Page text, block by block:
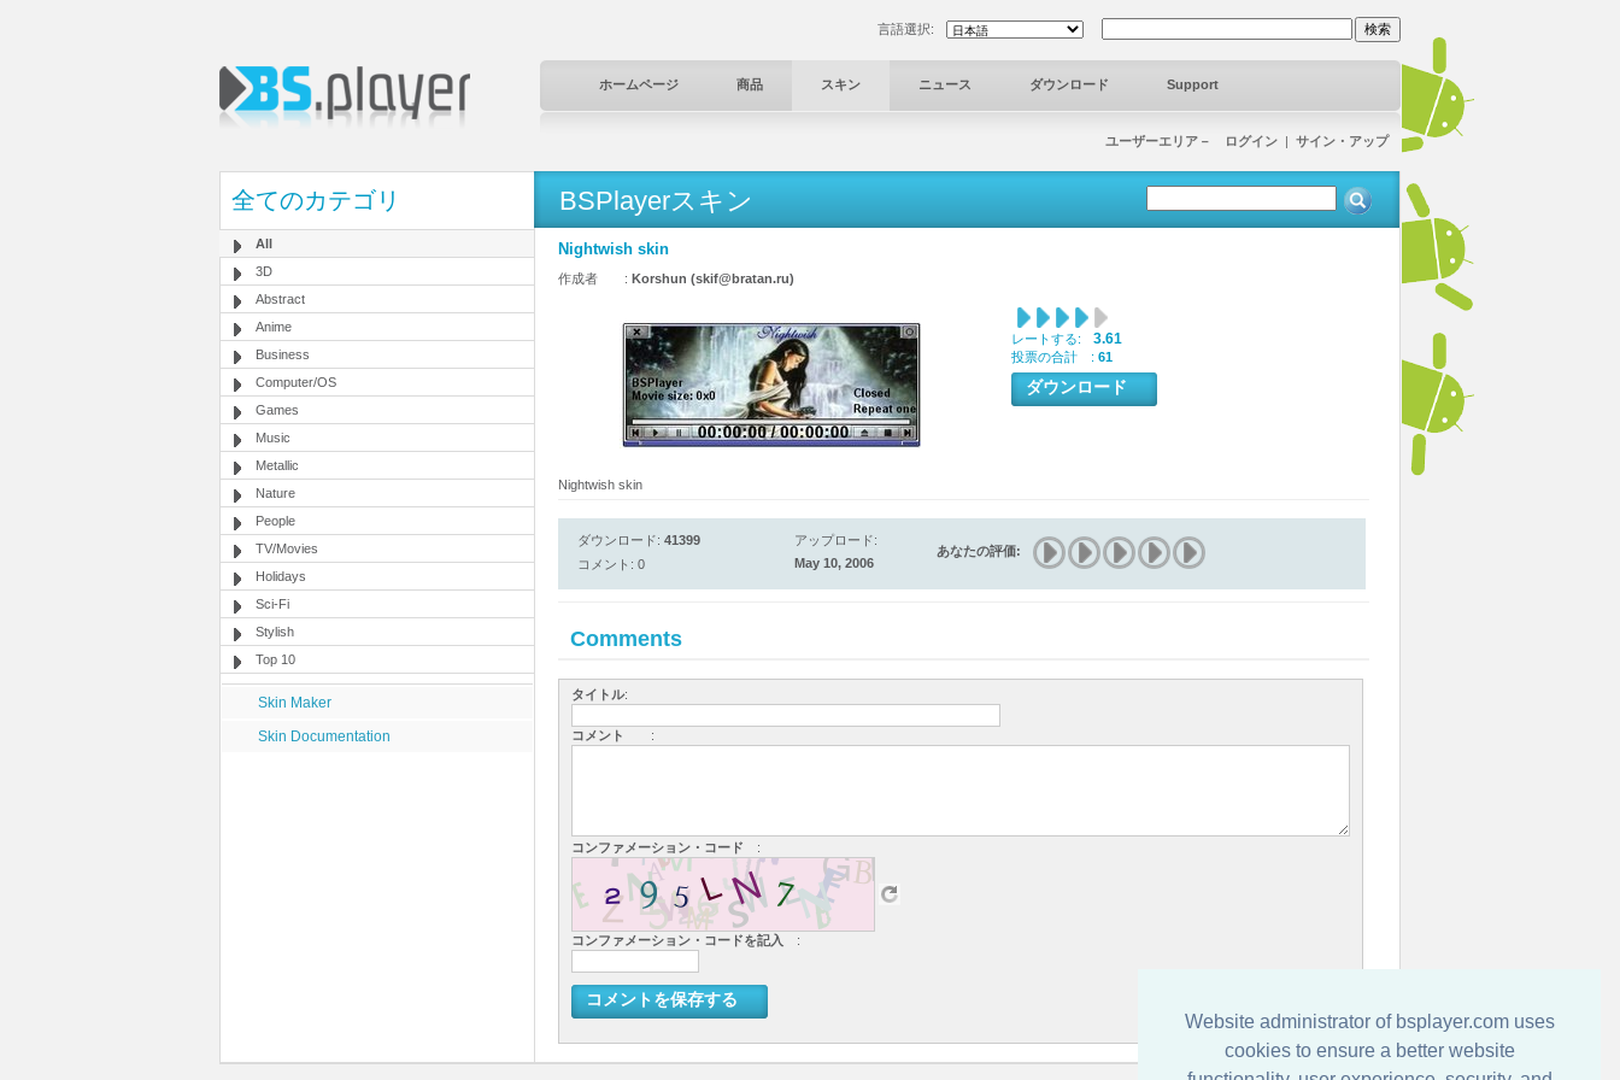
Website administrator of bsplayer.com uses
cookies to ensure a better website
言語選択:
ホームページ 商品 スキン ニュース ダウンロード Support
ユーザーエリア－ ログイン | サイン・アップ
全てのカテゴリ
All
3D
Abstract
Anime
Business
Computer/OS
Games
Music
Metallic
Nature
People
TV/Movies
Holidays
Sci-Fi
Stylish
Top 10
Skin Maker
Skin Documentation
BSPlayerスキン
Nightwish skin
作成者 : Korshun (skif@bratan.ru)
レートする: 3.61
投票の合計 : 61
ダウンロード
Nightwish skin
ダウンロード: 41399
コメント: 0
アップロード:
May 10, 2006
あなたの評価:
Comments
タイトル:
コメント :
コンファメーション・コード :
コンファメーション・コードを記入 :
コメントを保存する